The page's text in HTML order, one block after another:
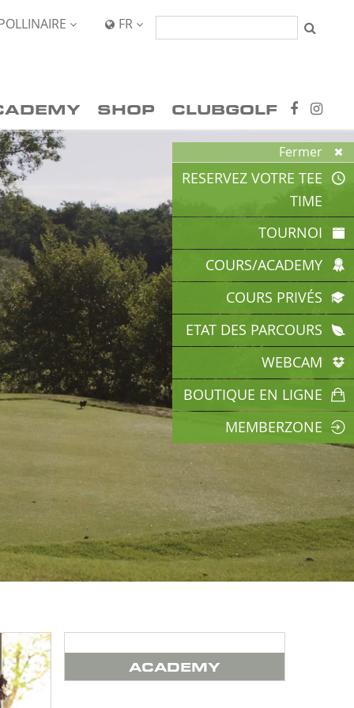
 FR 
SHOP CLUBGOLF
Fermer 
RESERVEZ VOTRE TEE
TIME
TOURNOI
COURS/ACADEMY
COURS PRIVÉS
ETAT DES PARCOURS
WEBCAM
BOUTIQUE EN LIGNE
MEMBERZONE
ACADEMY